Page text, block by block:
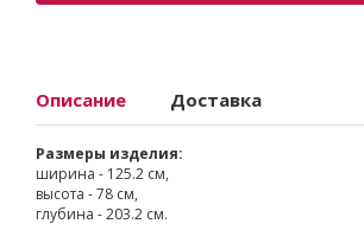
Описание Доставка
Размеры изделия:
ширина - 125.2 см,
высота - 78 см,
глубина - 203.2 см.